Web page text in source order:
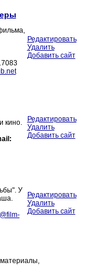
Редактировать
Удалить
Добавить сайт
кино.
Редактировать
Удалить
Добавить сайт
У
Редактировать
Удалить
Добавить сайт